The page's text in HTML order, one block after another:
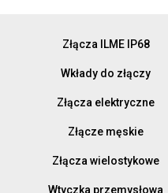
Złącza ILME IP68
Wkłady do złączy
Złącza elektryczne
Złącze męskie
Złącza wielostykowe
Wtyczka przemysłowa